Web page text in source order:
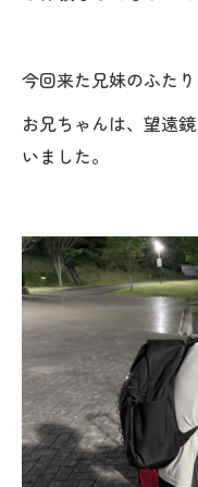
今回来た兄妹のふたり
お兄ちゃんは、望遠
いました。